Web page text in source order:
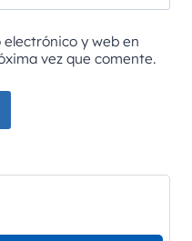
y web en
vez que comente.